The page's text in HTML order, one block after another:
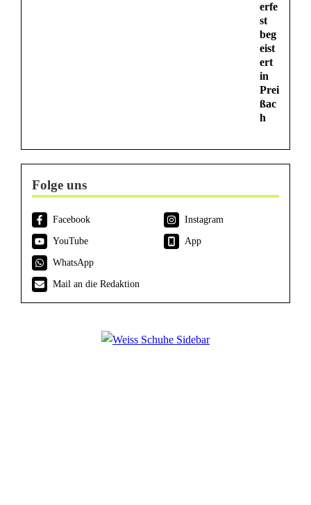
erfe
st
beg
eist
ert
in
Prei
ßac
h
Folge uns
Facebook
Instagram
YouTube
App
WhatsApp
Mail an die Redaktion